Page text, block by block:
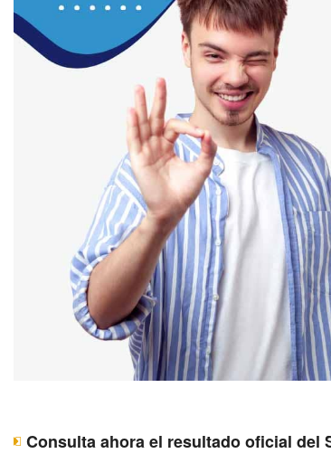
Consulta ahora el resultado oficial del